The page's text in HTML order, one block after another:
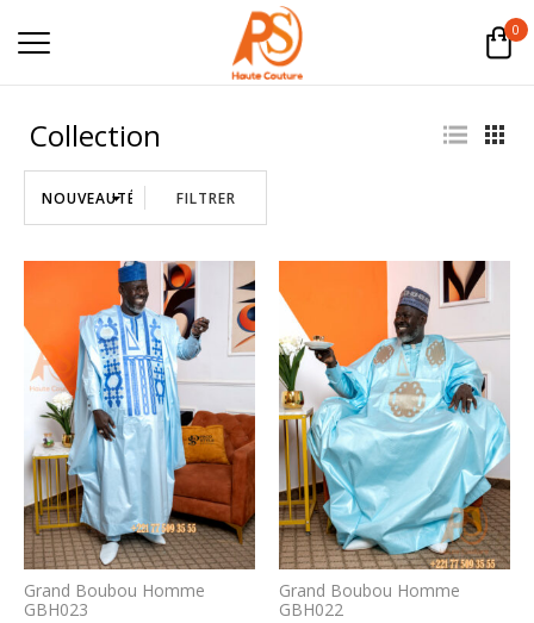
0
Collection
FILTRER
Grand Boubou Homme
GBH023
Grand Boubou Homme
GBH022